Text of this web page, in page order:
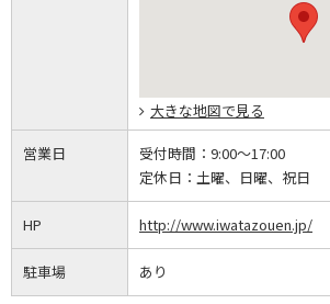
大きな地図で見る
営業日 受付時間： 9:00～17:00
定休日： 土曜、日曜、祝日
HP http://www.iwatazouen.jp/
駐車場 あり